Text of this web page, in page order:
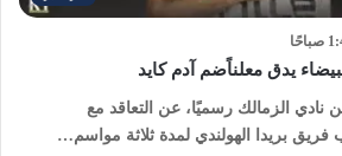
يدق معلناًضم آدم كايد
نادي الزمالك رسميًا، عن التعاقد مع
فريق بريدا الهولندي لمدة ثلاثة مواسم…